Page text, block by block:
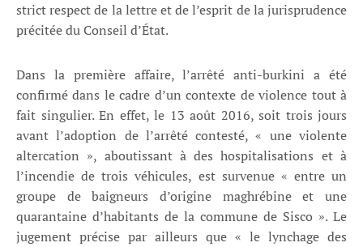
strict respect de la lettre et de l’esprit de la jurisprudence
précitée du Conseil d’État.
Dans la première affaire, l’arrêté anti-burkini a été
confirmé dans le cadre d’un contexte de violence tout à
fait singulier. En effet, le 13 août 2016, soit trois jours
avant l’adoption de l’arrêté contesté, « une violente
altercation », aboutissant à des hospitalisations et à
l’incendie de trois véhicules, est survenue « entre un
groupe de baigneurs d’origine maghrébine et une
quarantaine d’habitants de la commune de Sisco ». Le
jugement précise par ailleurs que « le lynchage des